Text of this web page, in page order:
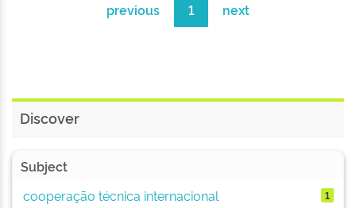
previous 1 next
Discover
Subject
cooperação técnica internacional
1